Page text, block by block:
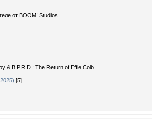
от BOOM! Studios
& B.P.R.D.: The Return of Effie Colb.
[5]